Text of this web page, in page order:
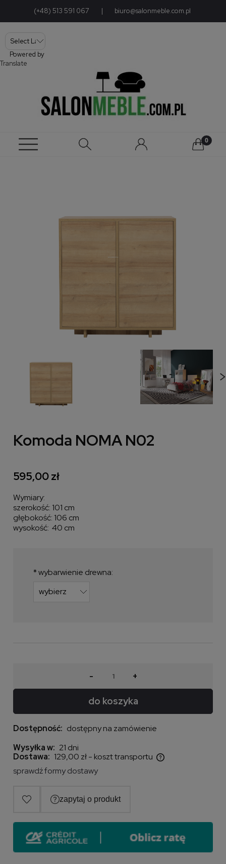
(+48) 513 591 067 | biuro@salonmeble.com.pl
Powered by
Translate
Komoda NOMA N02
595,00 zł
Wymiary:
szerokość: 101 cm
głębokość: 106 cm
wysokość: 40 cm
*wybarwienie drewna:
- +
do koszyka
Dostępność: dostępny na zamówienie
Wysyłka w: 21 dni
Dostawa: 129,00 zł- koszt transportu
Cena nie zawiera ewentualnych kosztów płatności
sprawdź formy dostawy